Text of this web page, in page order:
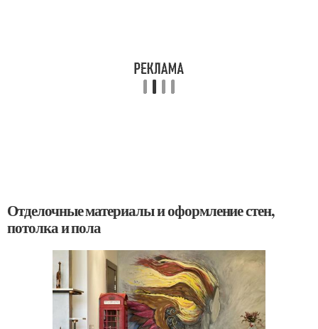
Отделочные материалы и оформление стен,
потолка и пола